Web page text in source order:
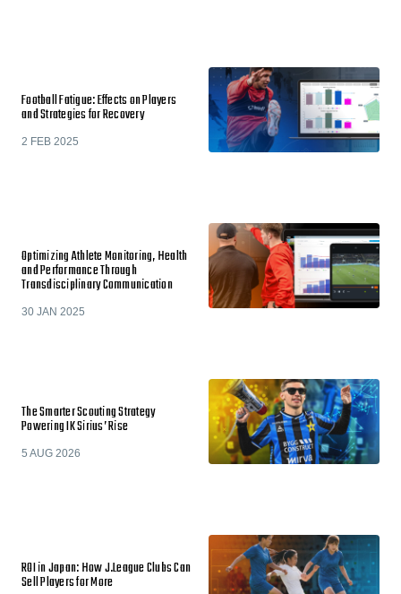
Football Fatigue: Effects on Players
and Strategies for Recovery
2 FEB 2025
Optimizing Athlete Monitoring, Health
and Performance Through
Transdisciplinary Communication
30 JAN 2025
The Smarter Scouting Strategy
Powering IK Sirius’ Rise
5 AUG 2026
ROI in Japan: How J.League Clubs Can
Sell Players for More